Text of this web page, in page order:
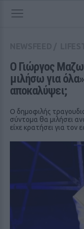
Ο Γιώργος
μιλήσω για
αποκαλύψει;
Ο δημοφιλής
σύντομα θα μιλήσει
είχε κρατήσει για τον